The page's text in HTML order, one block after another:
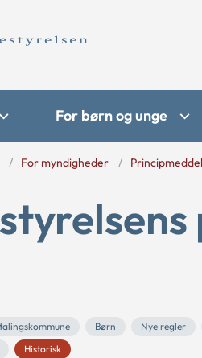
For børn og unge
For myndigheder
Børn Nye regler
Historisk